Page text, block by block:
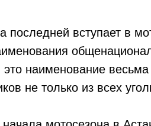
последней вступает в
наименование весьма
не только из всех